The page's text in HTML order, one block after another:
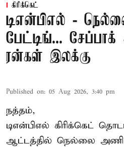
கிரிக்கெட்
டிஎன்பிஎல் -
பேட்டிங்...
ரன்கள் இலக்கு
Published on: 05 Aug 2026, 3:40 pm
நத்தம்,
டிஎன்பிஎல் கிரிக்கெட்
ஆட்டத்தில் நெல்லை அணி